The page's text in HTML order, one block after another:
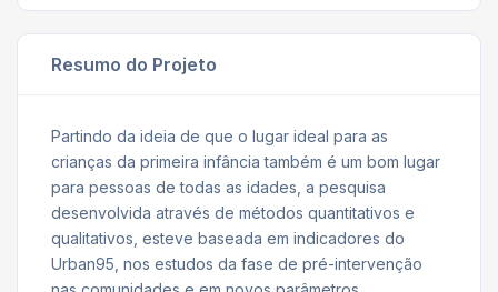
Resumo do Projeto
Partindo da ideia de que o lugar ideal para as
crianças da primeira infância também é um bom lugar
para pessoas de todas as idades, a pesquisa
desenvolvida através de métodos quantitativos e
qualitativos, esteve baseada em indicadores do
Urban95, nos estudos da fase de pré-intervenção